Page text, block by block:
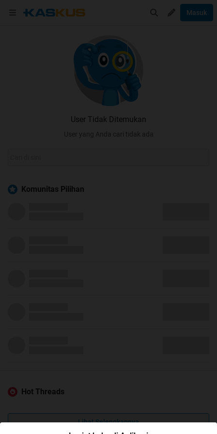
Masuk
User Tidak Ditemukan
User yang Anda cari tidak ada
Komunitas Pilihan
Hot Threads
Lihat Selengkapnya